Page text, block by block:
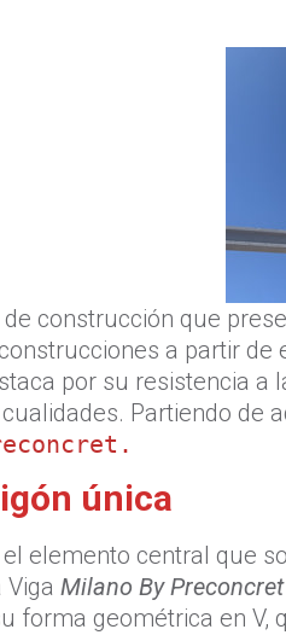
construcción que
a partir
por su resistencia
Partiendo de
única
elemento central que
Viga Milano By Preconcret
forma geométrica en V,